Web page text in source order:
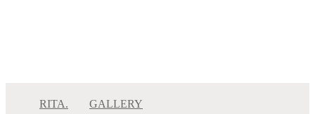
RITA. GALLERY